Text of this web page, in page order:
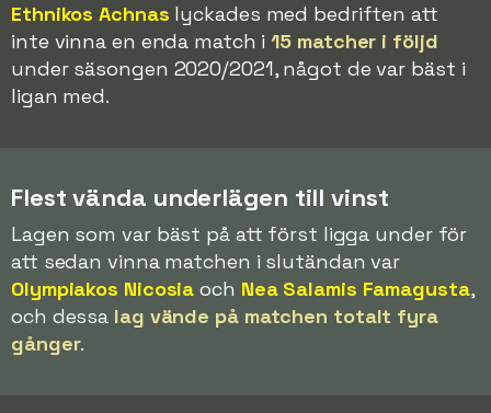
Ethnikos Achnas lyckades med bedriften att
inte vinna en enda match i15 matcher i följd
under säsongen 2020/2021, något de var bäst i
ligan med.
Flest vända underlägen till vinst
Lagen som var bäst på att först ligga under för
att sedan vinna matchen i slutändan var
Olympiakos Nicosia och Nea Salamis Famagusta,
och dessa lag vände på matchen totalt fyra
gånger.